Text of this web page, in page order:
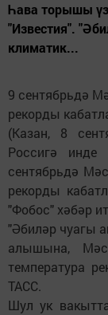
Һава торышы
"Известия".
климатик...
9 сентябрьдә
рекорды
(Казан, 8
Россигә
сентябрьдә
рекорды
"Фобос" хәбәр
"Әбиләр чуагы
алышына,
температура
ТАСС.
Шул ук